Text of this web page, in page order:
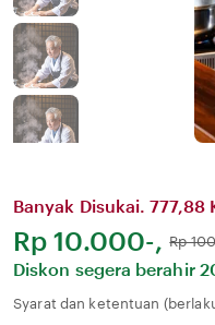
Banyak Disukai.
Harga:
Rp 10.000-, Rp
Diskon segera berahir
Syarat dan ketentuan